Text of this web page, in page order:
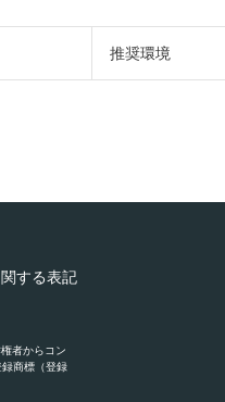
推奨環境
する表記
者からコン
商標（登録